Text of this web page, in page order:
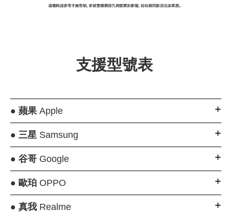
+NT$ 159
-
支援型號表
● 蘋果Apple
● 三星Samsung
● 谷哥Google
● 歐珀OPPO
● 真我Realme